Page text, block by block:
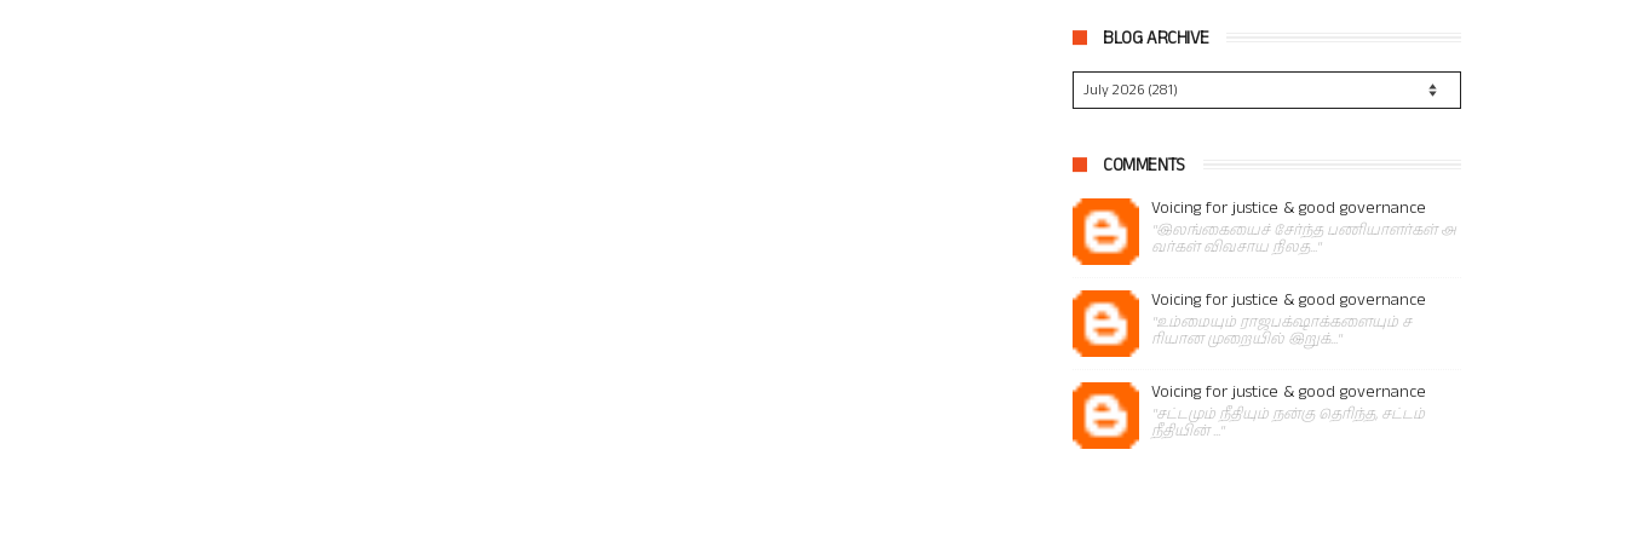
BLOG ARCHIVE
COMMENTS
Voicing for justice & good governance
"இலங்கையைச் சேர்ந்த பணியாளர்கள் அ
வர்கள் விவசாய நிலத..."
Voicing for justice & good governance
"உம்மையும் ராஜபக்‌ஷாக்களையும் ச
ரியான முறையில் இறுக்..."
Voicing for justice & good governance
"சட்டமும் நீதியும் நன்கு தெரிந்த, சட்டம்
நீதியின் ..."